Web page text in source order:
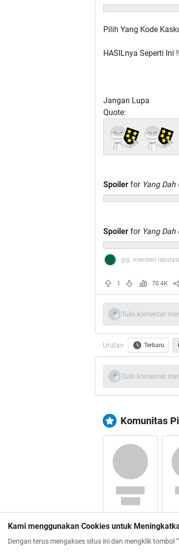
Pilih Yang Kode
HASILnya Seperti Ini !!
Jangan Lupa
Quote:
Spoiler for Yang
Spoiler for Yang
grg. memberi reputasi
1 70.4K
Tulis komentar
Urutan Terbaru
Tulis komentar
Komunitas
Kami menggunakan Cookies untuk
Dengan terus mengakses situs ini dan mengklik tombol